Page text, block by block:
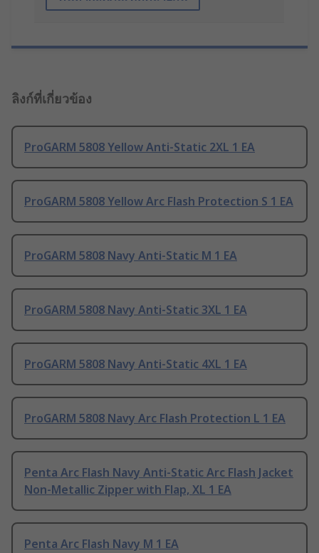
ลิงก์ที่เกี่ยวข้อง
ProGARM 5808 Yellow Anti-Static 2XL 1 EA
ProGARM 5808 Yellow Arc Flash Protection S 1 EA
ProGARM 5808 Navy Anti-Static M 1 EA
ProGARM 5808 Navy Anti-Static 3XL 1 EA
ProGARM 5808 Navy Anti-Static 4XL 1 EA
ProGARM 5808 Navy Arc Flash Protection L 1 EA
Penta Arc Flash Navy Anti-Static Arc Flash Jacket
Non-Metallic Zipper with Flap, XL 1 EA
Penta Arc Flash Navy M 1 EA